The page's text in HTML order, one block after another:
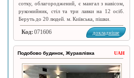
сотку, облагороджений, є мангал з навісом,
рукомийник, стіл та три лавки на 12 осіб.
Беруть до 20 людей. м. Київська, пішки.
Код: 071606 докладніше
Подобово будинок, Журавлівка UAH